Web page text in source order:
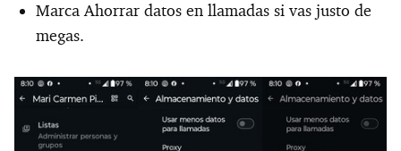
Marca Ahorrar datos en llamadas si vas justo de
megas.